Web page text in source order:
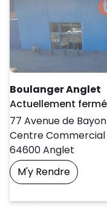
Boulanger Anglet
Actuellement fermé
77 Avenue de
Centre Commercial
64600Anglet
M'y Rendre
Prendre Un